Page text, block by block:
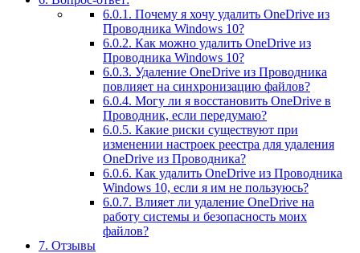
6.0.1. Почему я хочу удалить OneDrive из
Проводника Windows 10?
6.0.2. Как можно удалить OneDrive из
Проводника Windows 10?
6.0.3. Удаление OneDrive из Проводника
повлияет на синхронизацию файлов?
6.0.4. Могу ли я восстановить OneDrive в
Проводник, если передумаю?
6.0.5. Какие риски существуют при
изменении настроек реестра для удаления
OneDrive из Проводника?
6.0.6. Как удалить OneDrive из Проводника
Windows 10, если я им не пользуюсь?
6.0.7. Влияет ли удаление OneDrive на
работу системы и безопасность моих
файлов?
7. Отзывы